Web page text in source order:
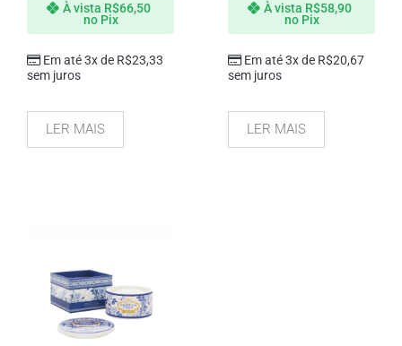
Em até 3x de R$23,33
sem juros
À vista R$66,50
no Pix
LER MAIS
Em até 3x de R$20,67
sem juros
À vista R$58,90
no Pix
LER MAIS